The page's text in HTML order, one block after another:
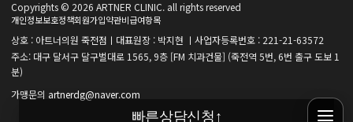
빠른상담신청 ↑
Copyrights © 2026 ARTNER CLINIC. all rights reserved
개인정보보호정책회원가입약관비급여항목
상호 : 아트너의원 죽전점ㅣ대표원장 : 박지현 ㅣ사업자등록번호 : 221-21-63572
주소: 대구 달서구 달구벌대로 1565, 9층 [FM 치과건물] (죽전역 5번, 6번 출구 도보 1
분)
가맹문의 artnerdg@naver.com